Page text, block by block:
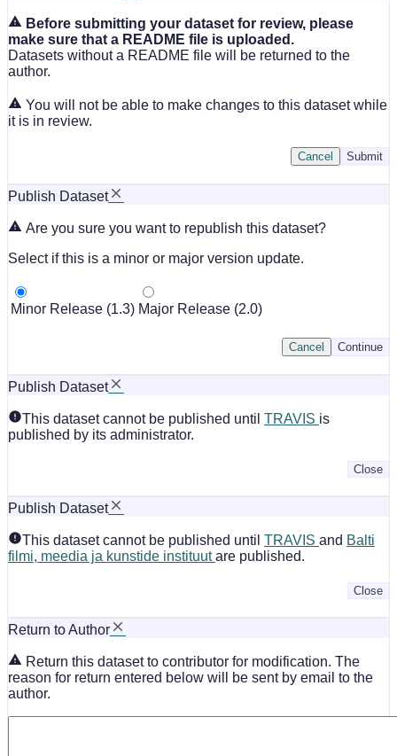
Before submitting your dataset for review, please
make sure that a README file is uploaded.
Datasets without a README file will be returned to the
author.
You will not be able to make changes to this dataset while
it is in review.
Submit
Cancel
Publish Dataset
Are you sure you want to republish this dataset?
Select if this is a minor or major version update.
Minor Release (1.3) Major Release (2.0)
Continue
Cancel
Publish Dataset
This dataset cannot be published until TRAVIS is
published by its administrator.
Close
Publish Dataset
This dataset cannot be published until TRAVIS and Balti
filmi, meedia ja kunstide instituutare published.
Close
Return to Author
Return this dataset to contributor for modification. The
reason for return entered below will be sent by email to the
author.